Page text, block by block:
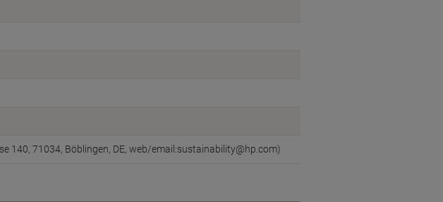
140, 71034, Böblingen, DE, web/email:sustainability@hp.com)